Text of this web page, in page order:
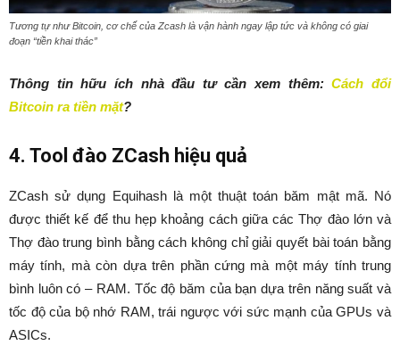
Tương tự như Bitcoin, cơ chế của Zcash là vận hành ngay lập tức và không có giai
đoạn “tiền khai thác”
Thông tin hữu ích nhà đầu tư cần xem thêm:Cách đổi
Bitcoin ra tiền mặt?
4. Tool đào ZCash hiệu quả
ZCash sử dụng Equihash là một thuật toán băm mật mã. Nó
được thiết kế để thu hẹp khoảng cách giữa các Thợ đào lớn và
Thợ đào trung bình bằng cách không chỉ giải quyết bài toán bằng
máy tính, mà còn dựa trên phần cứng mà một máy tính trung
bình luôn có – RAM. Tốc độ băm của bạn dựa trên năng suất và
tốc độ của bộ nhớ RAM, trái ngược với sức mạnh của GPUs và
ASICs.